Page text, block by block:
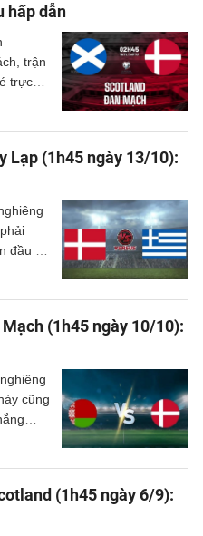
hấp dẫn
trận
trực
Lạp (1h45 ngày 13/10):
đầu ở
(1h45 ngày 10/10):
cũng
(1h45 ngày 6/9):